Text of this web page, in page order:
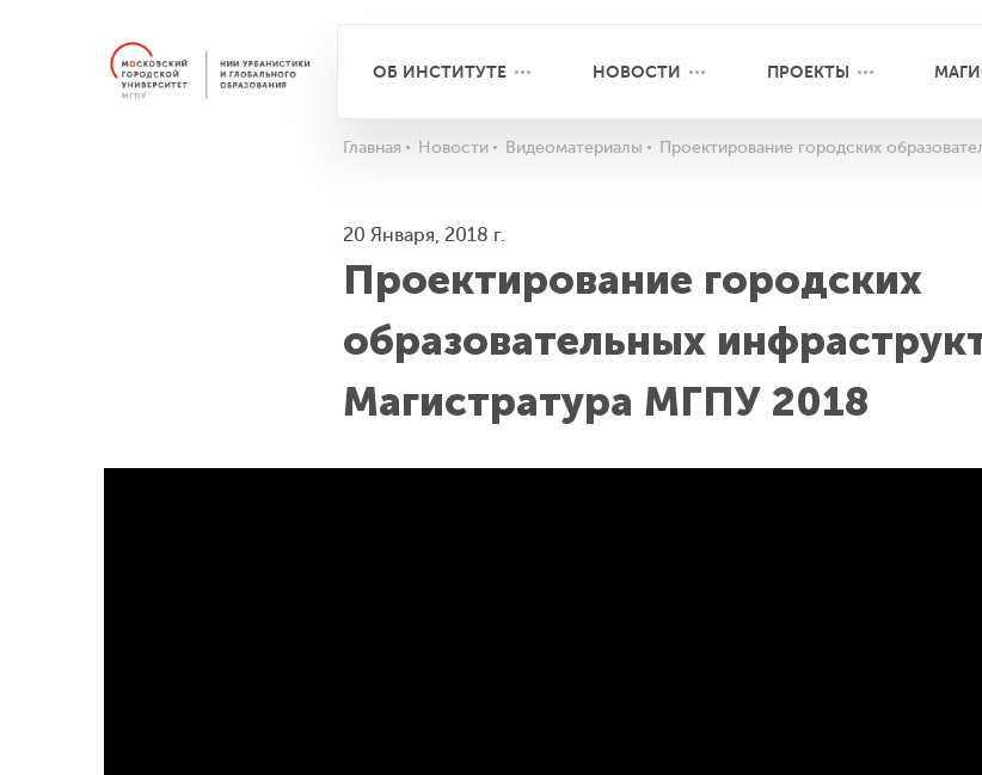
ОБ ИНСТИТУТЕ НОВОСТИ ПРОЕКТЫ
Главная Новости Видеоматериалы Проектирование городских
20 Января, 2018 г.
Проектирование городских
образовательных
Магистратура МГПУ 2018